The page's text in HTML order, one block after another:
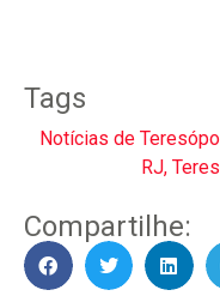
Tags
Notícias de
RJ,
Compartilhe: